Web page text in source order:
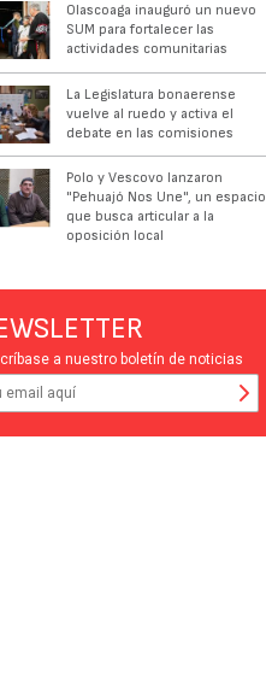
Olascoaga inauguró un nuevo
SUM para fortalecer las
actividades comunitarias
La Legislatura bonaerense
vuelve al ruedo y activa el
debate en las comisiones
Polo y Vescovo lanzaron
"Pehuajó Nos Une", un espacio
que busca articular a la
oposición local
a nuestro boletín de noticias